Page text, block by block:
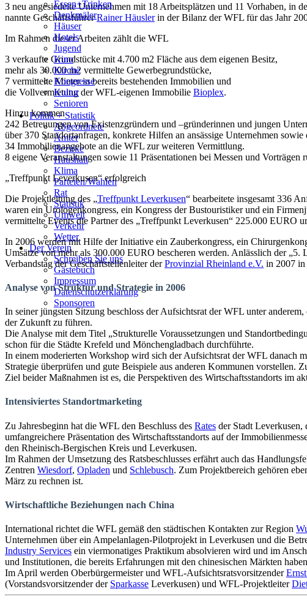
Who is who
Wohnen
Essen+Trinken
Denkmäler
Häuser
Hotels
Jugend
Kino
Kirche
Kongresse
Kultur
Senioren
Stadtführer
Straßen
Politik + Statistik
Abgeordnete
Ämter
Bezirke
Haushalt
Klima
Parteien/Wahlen
Rat
Statistik
Umwelt
Verkehr
Wetter
Der Verein
Schreiben Sie uns
Gästebuch
Impressum
Datenschutzerklärung
Sponsoren
3 neu angesiedelte Unternehmen mit 18 Arbeitsplätzen und 11 Vorhaben, in
nannte GeschäftsführerRainer Häuslerin der Bilanz der WFL für das Jahr
Im Rahmen dieser Arbeiten zählt die WFL
3 verkaufte Grundstücke mit 4.700 m2 Fläche aus dem eigenen Besitz,
mehr als 30.000 m2 vermittelte Gewerbegrundstücke,
7 vermittelte Mieter in bereits bestehenden Immobilien und
die Vollvermietung der WFL-eigenen Immobilie Bioplex.
Hinzu kommen
242 Betreuungen von Existenzgründern und –gründerinnen und jungen
über 370 Standortanfragen, konkrete Hilfen an ansässige Unternehmen
34 Immobilienangebote an die WFL zur weiteren Vermittlung.
8 eigene Veranstaltungen sowie 11 Präsentationen bei Messen und Vorträgen
„Treffpunkt Leverkusen“ erfolgreich
Die Projektleitung des „Treffpunkt Leverkusen“ bearbeitete insgesamt 336
waren ein Urologenkongress, ein Kongress der Bustouristiker und ein
vermittelte Events die Partner des „Treffpunkt Leverkusen“ 225.000 EURO
In 2006 werden mit Hilfe der Initiative ein Zauberkongress, ein
Umsätze von mehr als 300.000 EURO bescheren werden. Anlässlich der
Verbandstag der Geschäft­stellenleiter derProvinzial Rheinland e.V. in 2007 in
Analyse von Struktur und Strategie in 2006
In seiner jüngsten Sitzung beschloss der Aufsichtsrat der WFL unter
der Zukunft zu führen.
Die Analyse mit dem Titel „Strukturelle Voraussetzungen und
schon für die Städte Krefeld und Mönchengladbach durchführte.
In einem moderierten Workshop wird sich der Aufsichtsrat der WFL danach
Strategie überprüfen und gute Beispiele aus anderen Kommunen vorstellen.
Ziel beider Maßnahmen ist es, die Perspektiven des Wirtschaftsstandorts im
Intensiviertes Standortmarketing
Zu Jahresbeginn hat die WFL den Beschluss des Rates der Stadt Leverkusen,
umfangreichere Präsentation des Wirtschaftsstandorts auf der
den Rheinisch-Bergischen Kreis und Leverkusen.
Im Rahmen der Umsetzung des Ratsbeschlusses erfährt auch das
Zentren Wiesdorf, Opladen und Schlebusch. Zum Projektbereich gehören
März zu rechnen ist.
Wirtschaftliche Beziehungen nach China
International richtet die WFL gemäß den städtischen Kontakten zur Region
Unternehmen über ein Ampelanlagen-Pilotprojekt in Leverkusen und die
Industry Services ein viermonatiges Praktikum absolvieren wird und im
und Institutionen, die bereits Erfahrungen mit den chinesischen Märkten
Im April werden Oberbürgermeister und WFL-Aufsichtsratsvorsitzender
(Vorstandsvorsitzender der Sparkasse Leverkusen) und WFL-Projektleiter